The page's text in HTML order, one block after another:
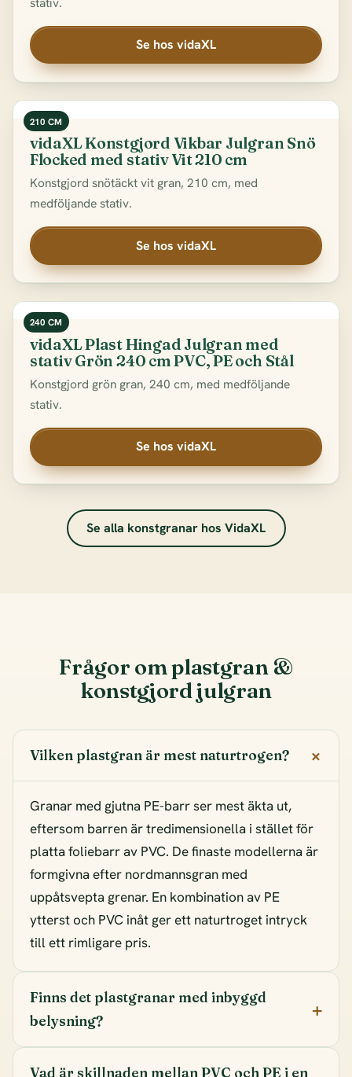
Se hos vidaXL
210 CM
vidaXL Konstgjord Vikbar Julgran Snö
Flocked med stativ Vit 210 cm
Konstgjord snötäckt vit gran, 210 cm, med
medföljande stativ.
Se hos vidaXL
240 CM
vidaXL Plast Hingad Julgran med
stativ Grön 240 cm PVC, PE och Stål
Konstgjord grön gran, 240 cm, med medföljande
stativ.
Se hos vidaXL
Se alla konstgranar hos VidaXL
Frågor om plastgran &
konstgjord julgran
Vilken plastgran är mest naturtrogen?
Granar med gjutna PE-barr ser mest äkta ut,
eftersom barren är tredimensionella i stället för
platta foliebarr av PVC. De finaste modellerna är
formgivna efter nordmannsgran med
uppåtsvepta grenar. En kombination av PE
ytterst och PVC inåt ger ett naturtroget intryck
till ett rimligare pris.
Finns det plastgranar med inbyggd
belysning?
Vad är skillnaden mellan PVC och PE i en